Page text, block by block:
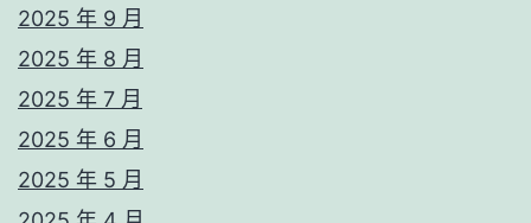
2025 年 9 月
2025 年 8 月
2025 年 7 月
2025 年 6 月
2025 年 5 月